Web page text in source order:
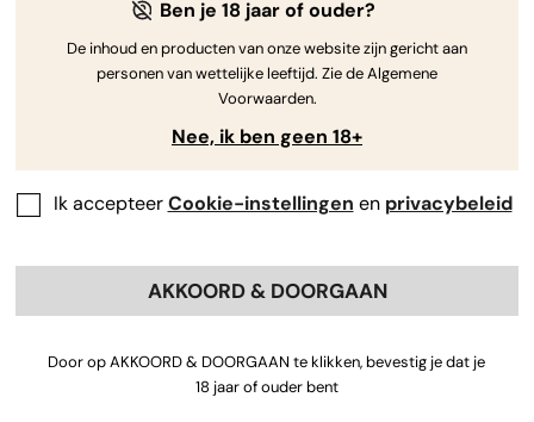
The RQS Blog
Cannabis Lifestyle Blogs
Ben je 18 jaar of ouder?
De inhoud en producten van onze website zijn gericht aan
personen van wettelijke leeftijd. Zie de Algemene
Voorwaarden.
Nee, ik ben geen 18+
Ik accepteerCookie-instellingen en privacybeleid
AKKOORD & DOORGAAN
Door op AKKOORD & DOORGAAN te klikken, bevestig je dat je
18 jaar of ouder bent